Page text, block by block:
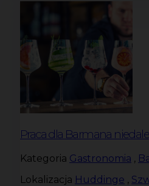
Praca dla Barmana
Kategoria Gastronomia ,
Lokalizacja Huddinge ,